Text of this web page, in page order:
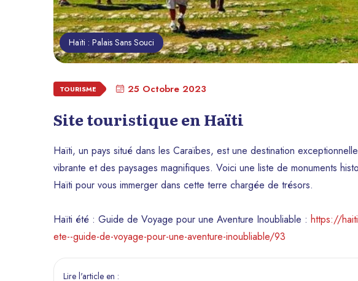
Haïti : Palais Sans Souci
TOURISME 25 Octobre 2023
Site touristique en Haïti
Haïti, un pays situé dans les Caraïbes, est une destination
vibrante et des paysages magnifiques. Voici une liste de monuments
Haïti pour vous immerger dans cette terre chargée de trésors.
Haïti été : Guide de Voyage pour une Aventure Inoubliable : https://
ete--guide-de-voyage-pour-une-aventure-inoubliable/93
Lire l'article en :